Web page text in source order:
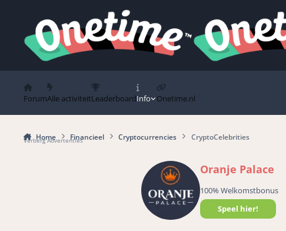
ForumAlle activiteitLeaderboardInfo Onetime.nl
Home Financieel Cryptocurrencies CryptoCelebrities
Verberg Advertenties
Oranje Palace
100% Welkomstbonus
Speel hier!